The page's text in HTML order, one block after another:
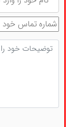
شماره تماس
توضیحات